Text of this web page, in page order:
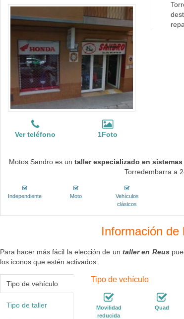
Ver teléfono 1Foto
Motos Sandro es untaller especializado en
Torredembarra a
Independiente Moto
Vehículos
clásicos
Información de
Para hacer más fácil la elección de un taller en Reus
los iconos que estén activados:
Tipo de vehículo
Tipo de taller
Tipo de vehículo
Movilidad
reducida
Quad